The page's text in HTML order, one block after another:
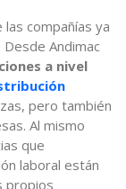
compañías ya
Andimac
a nivel
pero también
Al mismo
que
laboral están
propios